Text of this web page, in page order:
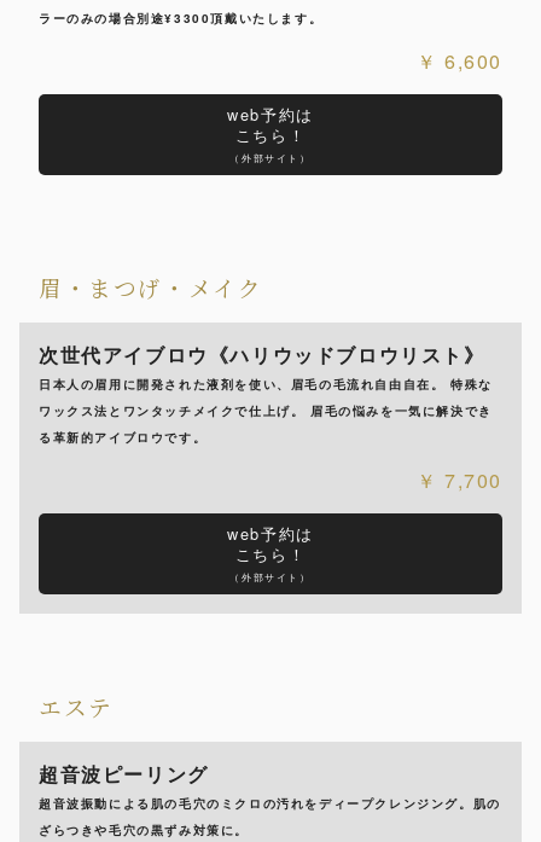
ラーのみの場合別途¥3300頂戴いたします。
6,600
web予約は
こちら！
（外部サイト）
眉・まつげ・メイク
次世代アイブロウ《ハリウッドブロウリスト》
日本人の眉用に開発された液剤を使い、眉毛の毛流れ自由自在。 特殊な
ワックス法とワンタッチメイクで仕上げ。 眉毛の悩みを一気に解決でき
る革新的アイブロウです。
7,700
web予約は
こちら！
（外部サイト）
エステ
超音波ピーリング
超音波振動による肌の毛穴のミクロの汚れをディープクレンジング。肌の
ざらつきや毛穴の黒ずみ対策に。